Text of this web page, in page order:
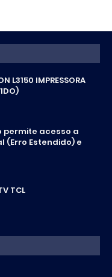
L3150 IMPRESSORA
permite acesso a
(Erro Estendido) e
TCL